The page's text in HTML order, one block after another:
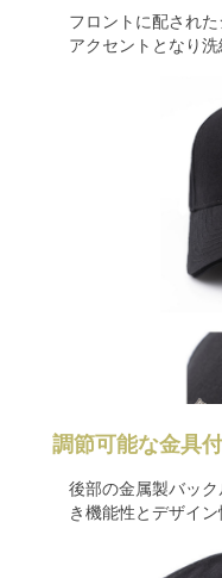
フロントに配され
アクセントとなり
調節可能な金具
後部の金属製バッ
き機能性とデザイ